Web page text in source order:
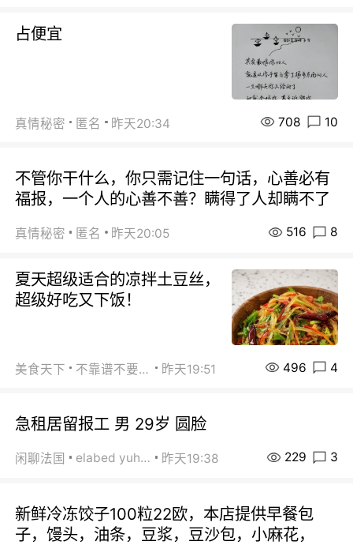
占便宜
真情秘密 匿名 昨天20:34 708 10
不管你干什么，你只需记住一句话，心善必有
福报，一个人的心善不善？瞒得了人却瞒不了
真情秘密 匿名 昨天20:05 516 8
夏天超级适合的凉拌土豆丝，
超级好吃又下饭！
美食天下 不靠谱不要联系 昨天19:51 496 4
急租居留报工 男 29岁 圆脸
闲聊法国 elabed yuhua 昨天19:38 229 3
新鲜冷冻饺子100粒22欧，本店提供早餐包
子，馒头，油条，豆浆，豆沙包，小麻花，